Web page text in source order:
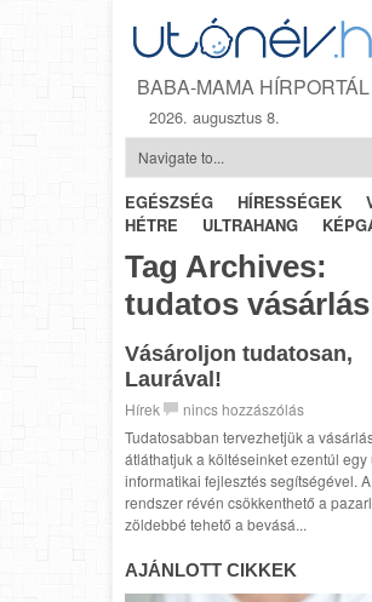
BABA-MAMA HÍRPORTÁL
2026. augusztus 8.
EGÉSZSÉG HÍRESSÉGEK
HÉTRE
ULTRAHANG
Tag Archives:
tudatos vásárlás
Vásároljon tudatosan,
Laurával!
Hírek
nincs hozzászólás
Tudatosabban tervezhetjük a
átláthatjuk a költéseinket ezentúl egy
informatikai fejlesztés segítségével. A
rendszer révén csökkenthető a
zöldebbé tehető a bevásá...
AJÁNLOTT CIKKEK